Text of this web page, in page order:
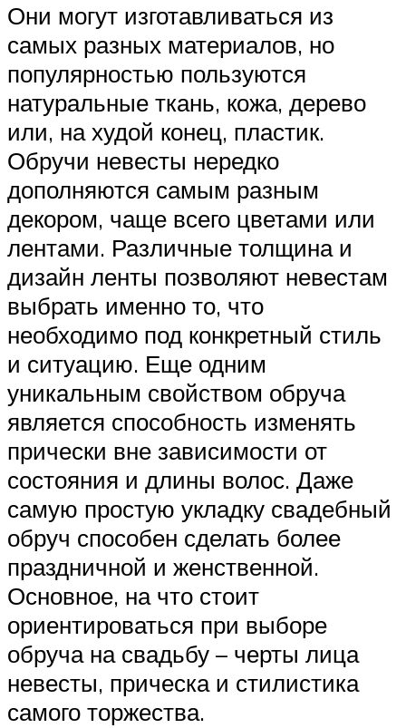
Они могут изготавливаться из
самых разных материалов, но
популярностью пользуются
натуральные ткань, кожа, дерево
или, на худой конец, пластик.
Обручи невесты нередко
дополняются самым разным
декором, чаще всего цветами или
лентами. Различные толщина и
дизайн ленты позволяют невестам
выбрать именно то, что
необходимо под конкретный стиль
и ситуацию. Еще одним
уникальным свойством обруча
является способность изменять
прически вне зависимости от
состояния и длины волос. Даже
самую простую укладку свадебный
обруч способен сделать более
праздничной и женственной.
Основное, на что стоит
ориентироваться при выборе
обруча на свадьбу – черты лица
невесты, прическа и стилистика
самого торжества.